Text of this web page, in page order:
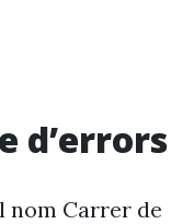
d’errors
nom Carrer de